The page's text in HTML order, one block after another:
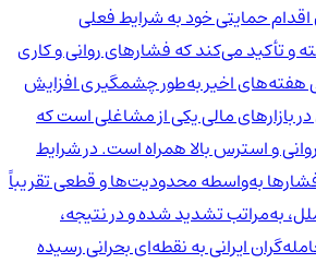
اقدام حمایتی خود به شرایط فعلی
و تأکید می‌کند که فشارهای روانی و کاری
هفته‌های اخیر به‌طور چشمگیری افزایش
بازارهای مالی یکی از مشاغلی است که
و استرس بالا همراه است. در شرایط
به‌واسطه محدودیت‌ها و قطعی تقریباً
به‌مراتب تشدید شده و در نتیجه،
ایرانی به نقطه‌ای بحرانی رسیده